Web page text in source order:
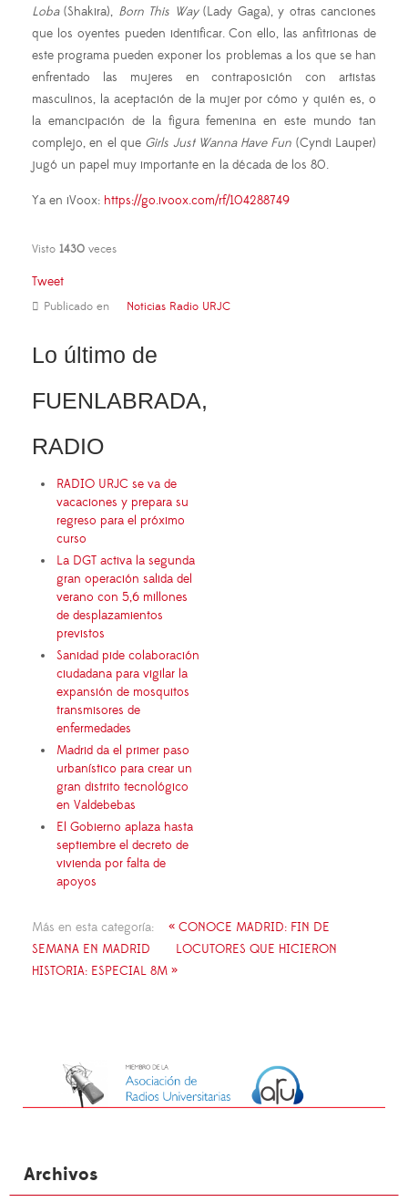
Loba(Shakira), Born This Way(Lady Gaga), y otras canciones
que los oyentes pueden identificar. Con ello, las anfitrionas de
este programa pueden exponer los problemas a los que se han
enfrentado las mujeres en contraposición con artistas
masculinos, la aceptación de la mujer por cómo y quién es, o
la emancipación de la figura femenina en este mundo tan
complejo, en el que Girls Just Wanna Have Fun (Cyndi Lauper)
jugó un papel muy importante en la década de los 80.
Ya en iVoox: https://go.ivoox.com/rf/104288749
Visto 1430 veces
Tweet
Publicado en Noticias Radio URJC
Lo último de
FUENLABRADA,
RADIO
RADIO URJC se va de
vacaciones y prepara su
regreso para el próximo
curso
La DGT activa la segunda
gran operación salida del
verano con 5,6 millones
de desplazamientos
previstos
Sanidad pide colaboración
ciudadana para vigilar la
expansión de mosquitos
transmisores de
enfermedades
Madrid da el primer paso
urbanístico para crear un
gran distrito tecnológico
en Valdebebas
El Gobierno aplaza hasta
septiembre el decreto de
vivienda por falta de
apoyos
Más en esta categoría:
« CONOCE MADRID: FIN DE
SEMANA EN MADRID
LOCUTORES QUE HICIERON
HISTORIA: ESPECIAL 8M »
Archivos